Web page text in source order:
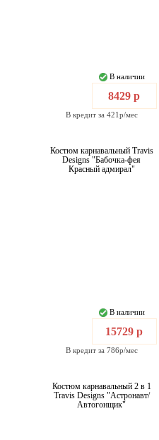
В наличии
8429 р
В кредит за 421р/мес
Костюм карнавальный Travis
Designs "Бабочка-фея
Красный адмирал"
В наличии
15729 р
В кредит за 786р/мес
Костюм карнавальный 2 в 1
Travis Designs "Астронавт/
Автогонщик"